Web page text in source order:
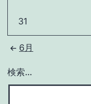
31
6月
検索…